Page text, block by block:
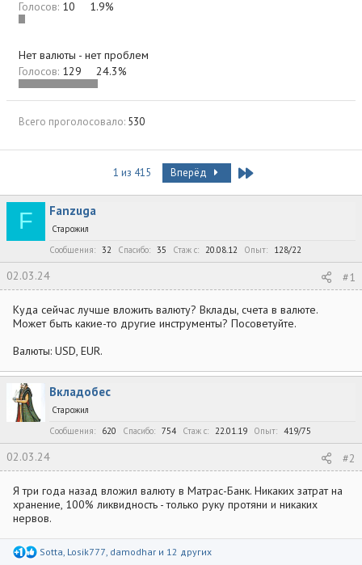
Голосов: 10 1.9%
Нет валюты - нет проблем
Голосов: 129 24.3%
Всего проголосовало 530
1 из 415 Вперёд Last
F Fanzuga
Старожил
Сообщения
32 Спасибо 35 Стаж c 20.08.12 Опыт 128/22
02.03.24 #1
Куда сейчас лучше вложить валюту? Вклады, счета в валюте.
Может быть какие-то другие инструменты? Посоветуйте.
Валюты: USD, EUR.
Вкладобес
Старожил
Сообщения
620 Спасибо 754 Стаж c 22.01.19 Опыт 419/75
02.03.24 #2
Я три года назад вложил валюту в Матрас-Банк. Никаких затрат на
хранение, 100% ликвидность - только руку протяни и никаких
нервов.
Р
Sotta Losik777 damodhar и 12 других